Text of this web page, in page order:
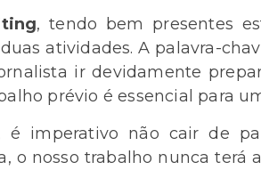
, tendo bem presentes
atividades. A palavra-
ir devidamente
prévio é essencial para
é imperativo não cair de
o nosso trabalho nunca